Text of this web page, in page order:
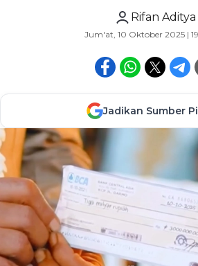
Rifan Aditya
Jum'at, 10 Oktober 2025 |
Jadikan Sumber